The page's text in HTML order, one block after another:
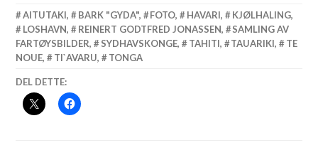
AITUTAKI, BARK "GYDA", FOTO, HAVARI, KJØLHALING,
LOSHAVN, REINERT GODTFRED JONASSEN,
SAMLING AV
FARTØYSBILDER, SYDHAVSKONGE, TAHITI, TAUARIKI,
TE
NOUE, TI`AVARU, TONGA
DEL DETTE: